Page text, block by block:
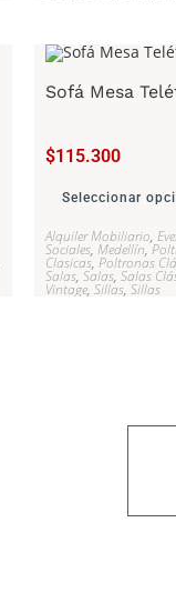
Sofá Mesa
$115.300
Seleccionar
Alquiler Mobiliario,
Sociales, Medellín,
Clasicas, Poltronas
Salas, Salas, Salas
Vintage, Sillas, Sillas